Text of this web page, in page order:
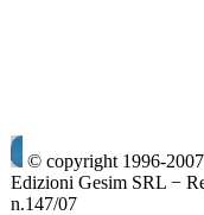
© copyright 1996-
Edizioni Gesim SRL −
n.147/07